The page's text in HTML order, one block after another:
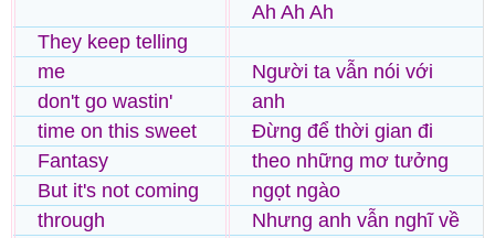
They keep telling
me
don't go wastin'
time on this sweet
Fantasy
But it's not coming
through
Ah Ah Ah
Người ta vẫn nói với
anh
Đừng để thời gian đi
theo những mơ tưởng
ngọt ngào
Nhưng anh vẫn nghĩ về